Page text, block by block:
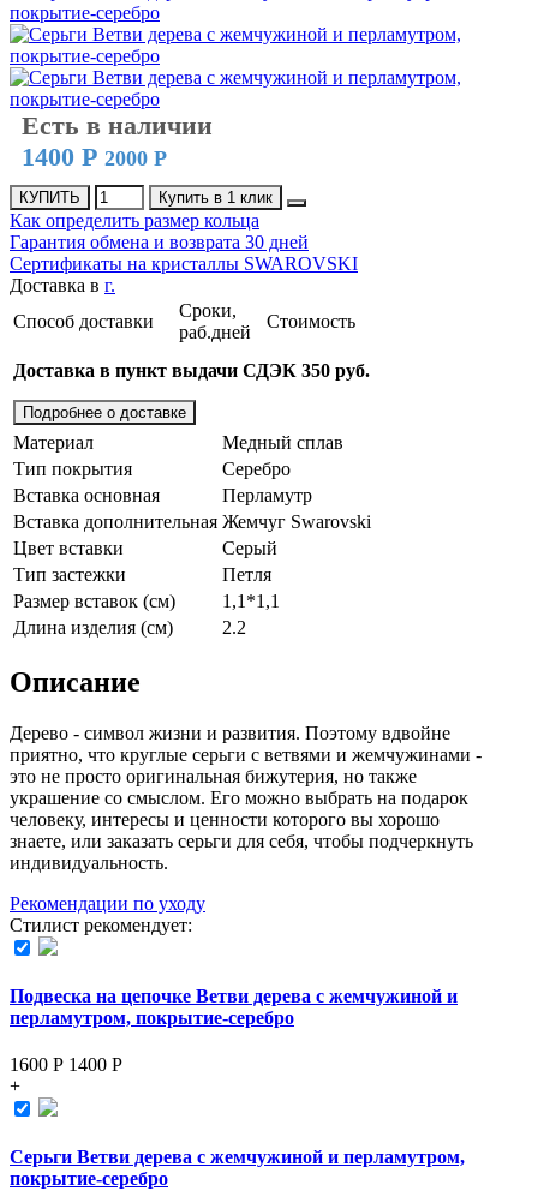
Есть в наличии
1400 Р 2000 Р
КУПИТЬ Купить в 1 клик
Как определить размер кольца
Гарантия обмена и возврата 30 дней
Сертификаты на кристаллы SWAROVSKI
Доставка в г.
Способ доставки
Сроки,
раб.дней
Стоимость
Доставка в пункт выдачи СДЭК 350 руб.
Подробнее о доставке
Материал
Медный сплав
Тип покрытия
Серебро
Вставка основная
Перламутр
Вставка дополнительная Жемчуг Swarovski
Цвет вставки
Серый
Тип застежки
Петля
Размер вставок (см)
1,1*1,1
Длина изделия (см)
2.2
Описание
Дерево - символ жизни и развития. Поэтому вдвойне
приятно, что круглые серьги с ветвями и жемчужинами -
это не просто оригинальная бижутерия, но также
украшение со смыслом. Его можно выбрать на подарок
человеку, интересы и ценности которого вы хорошо
знаете, или заказать серьги для себя, чтобы подчеркнуть
индивидуальность.
Рекомендации по уходу
Стилист рекомендует:
Подвеска на цепочке Ветви дерева с жемчужиной и
перламутром, покрытие-серебро
1600 Р 1400 Р
+
Серьги Ветви дерева с жемчужиной и перламутром,
покрытие-серебро